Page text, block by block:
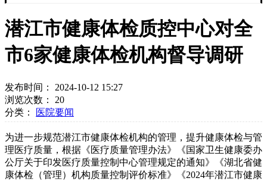
潜江市健康体检质控中心对全
市6家健康体检机构督导调研
发布时间： 2024-10-12 15:27
浏览次数： 20
分类：
医院要闻
为进一步规范潜江市健康体检机构的管理，提升健康体检与管
理医疗质量，根据《医疗质量管理办法》《国家卫生健康委办
公厅关于印发医疗质量控制中心管理规定的通知》《湖北省健
康体检（管理）机构质量控制评价标准》《2024年潜江市健康